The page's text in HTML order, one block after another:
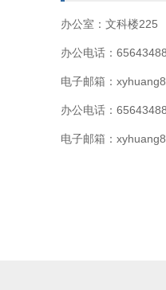
办公室：文科楼225
办公电话：
电子邮箱：
办公电话：
电子邮箱：